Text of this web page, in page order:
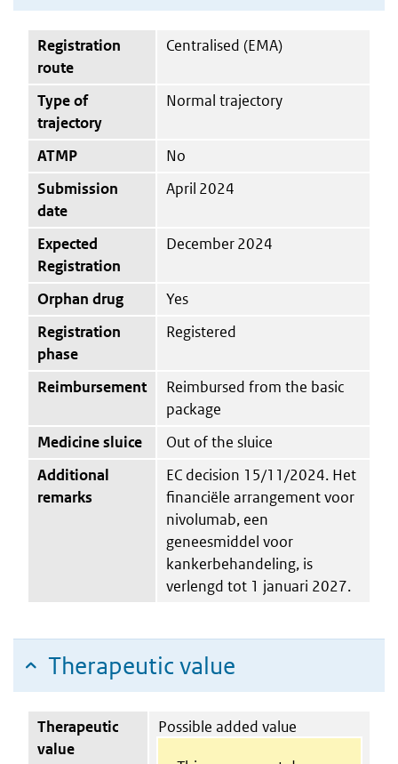
Registration
route
Centralised (EMA)
Type of
trajectory
Normal trajectory
ATMP
No
Submission
date
April 2024
Expected
Registration
December 2024
Orphan drug
Yes
Registration
phase
Registered
Reimbursement
Reimbursed from the basic
package
Medicine sluice
Out of the sluice
Additional
remarks
EC decision 15/11/2024. Het
financiële arrangement voor
nivolumab, een
geneesmiddel voor
kankerbehandeling, is
verlengd tot 1 januari 2027.
Therapeutic value
Therapeutic
value
Possible added value